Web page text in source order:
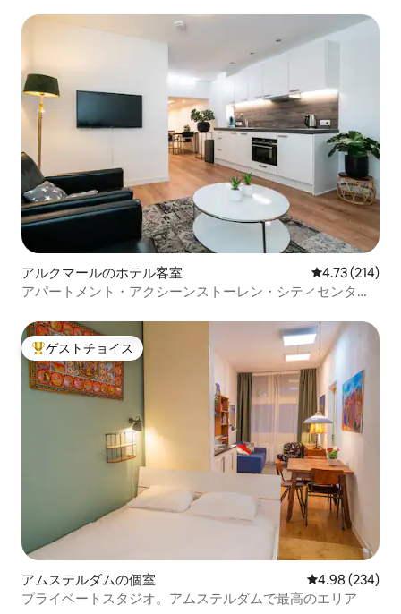
アルクマールのホテル客室 レビュー214
4.73 (214)
アパートメント・アクシーンストーレン・シティセンタ
大好評のゲストチョイスです。
ゲストチョイス
アムステルダムの個室 レビュー234
4.98 (234)
プライベートスタジオ。アムステルダムで最高のエリア